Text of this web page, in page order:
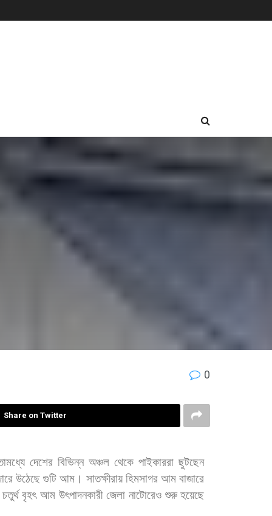
0
Share on Twitter
দেশের বিভিন্ন অঞ্চল থেকে পাইকাররা ছুটছেন
উঠেছে গুটি আম। সাতক্ষীরায় হিমসাগর আম বাজারে
চতুর্থ বৃহৎ আম উৎপাদনকারী জেলা নাটোরেও শুরু হয়েছে